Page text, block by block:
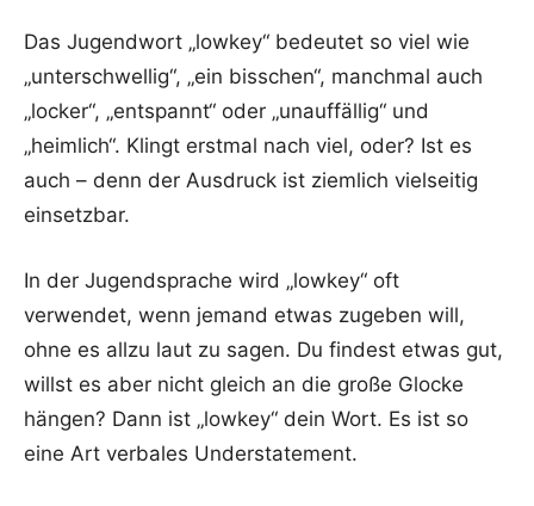
Das Jugendwort „lowkey“ bedeutet so viel wie
„unterschwellig“, „ein bisschen“, manchmal auch
„locker“, „entspannt“ oder „unauffällig“ und
„heimlich“. Klingt erstmal nach viel, oder? Ist es
auch – denn der Ausdruck ist ziemlich vielseitig
einsetzbar.
In der Jugendsprache wird „lowkey“ oft
verwendet, wenn jemand etwas zugeben will,
ohne es allzu laut zu sagen. Du findest etwas gut,
willst es aber nicht gleich an die große Glocke
hängen? Dann ist „lowkey“ dein Wort. Es ist so
eine Art verbales Understatement.